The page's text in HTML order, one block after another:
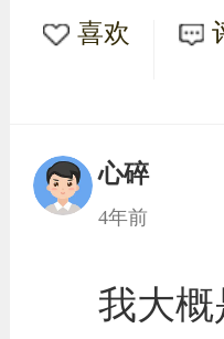
喜欢
心碎
4年前
我大